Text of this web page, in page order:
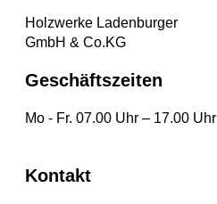
Holzwerke Ladenburger
GmbH & Co.KG
Geschäftszeiten
Mo - Fr. 07.00 Uhr – 17.00 Uhr
Kontakt